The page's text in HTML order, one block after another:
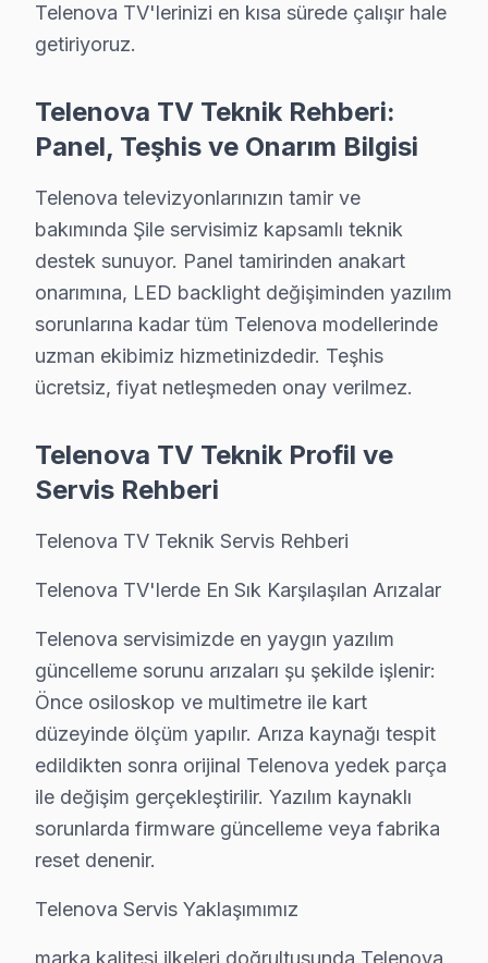
Telenova Firmware ve Yazılım Sorunları 2025
Örneğin, 32 inçlik bir Telenova TV'nin ekran
Ayrıca, güç kartı, LED backlight ve T-Con kart gibi
Fiyatları etkileyen faktörler arasında garanti durumu
Şile'de Telenova Teknik Servis: Fabrika
bölgemizde Telenova teknik servisi arayan
Şile'de yerinde tamir hizmeti sunulması,
Bu nedenlerle, bu bölgede Telenova markalı
Şile'da Fabrika Servis böyle çalışıyor.
Fiyat Politikamız: Sürpriz Yok, Güven Var
Şile'de fiyat konusunda şeffaflık ilkemizdir. Şile
Şile'de arıza tespiti: Ücretsiz. Herhangi bir ön ücret
Şile'de onaysız işlem yok: Fiyat teklifi sunulduktan
Şile garantili fiyat: Şile servisimizde teklif edilen fiyat
Şile'de ödeme seçenekleri: Nakit, kredi kartı, havale,
» Şile'de Telenova panel onarım fiyatı öğrenmek için
Şile × Telenova: Yerel İçerik ve Deneyim
Telenova TV'lerinizi en kısa sürede çalışır hale
getiriyoruz.
Telenova TV Teknik Rehberi:
Panel, Teşhis ve Onarım Bilgisi
Telenova televizyonlarınızın tamir ve
bakımında Şile servisimiz kapsamlı teknik
destek sunuyor. Panel tamirinden anakart
onarımına, LED backlight değişiminden yazılım
sorunlarına kadar tüm Telenova modellerinde
uzman ekibimiz hizmetinizdedir. Teşhis
ücretsiz, fiyat netleşmeden onay verilmez.
Telenova TV Teknik Profil ve
Servis Rehberi
Telenova TV Teknik Servis Rehberi
Telenova TV'lerde En Sık Karşılaşılan Arızalar
Telenova servisimizde en yaygın yazılım
güncelleme sorunu arızaları şu şekilde işlenir:
Önce osiloskop ve multimetre ile kart
düzeyinde ölçüm yapılır. Arıza kaynağı tespit
edildikten sonra orijinal Telenova yedek parça
ile değişim gerçekleştirilir. Yazılım kaynaklı
sorunlarda firmware güncelleme veya fabrika
reset denenir.
Telenova Servis Yaklaşımımız